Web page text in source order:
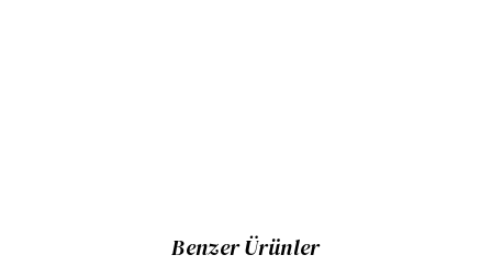
Benzer Ürünler